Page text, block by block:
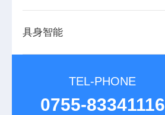
具身智能
TEL-PHONE
0755-83341116